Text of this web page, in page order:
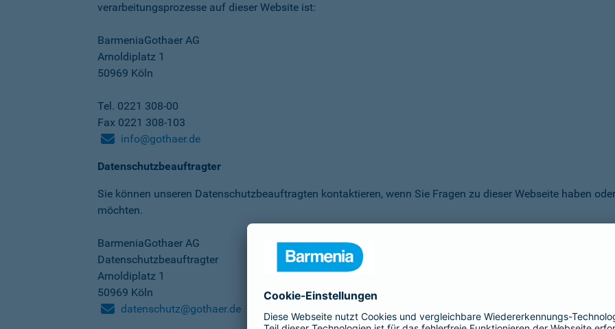
verarbeitungs­prozesse auf dieser Website ist:
BarmeniaGothaer AG
Arnoldiplatz 1
50969 Köln
Tel. 0221 308-00
Fax 0221 308-103
info@gothaer.de
Datenschutzbeauftragter
Sie können unseren Datenschutz­beauftragten kontaktieren, wenn Sie Fragen zu dieser Webseite haben
möchten.
BarmeniaGothaer AG
Datenschutzbeauftragter
Arnoldiplatz 1
50969 Köln
datenschutz@gothaer.de